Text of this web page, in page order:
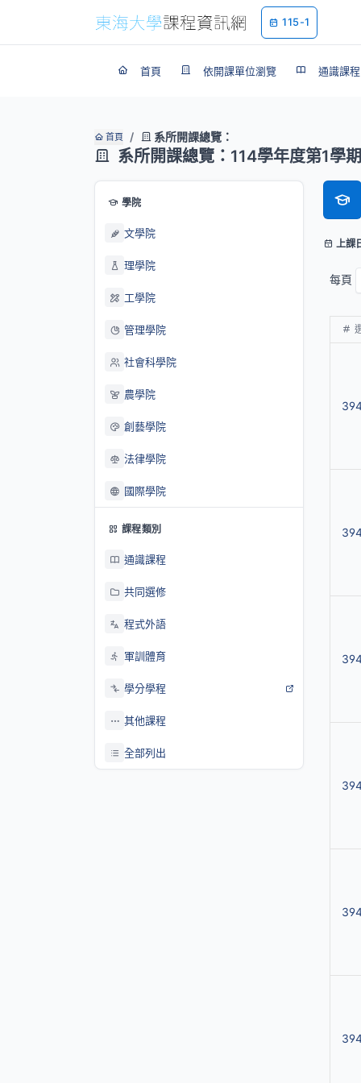
115-1
首頁 依開課單位瀏覽 通識課程
首頁 系所開課總覽：
系所開課總覽：114學年度第1學期
學院
文學院
理學院
工學院
管理學院
社會科學院
農學院
創藝學院
法律學院
國際學院
課程類別
通識課程
共同選修
程式外語
軍訓體育
學分學程
其他課程
全部列出
上課
每頁